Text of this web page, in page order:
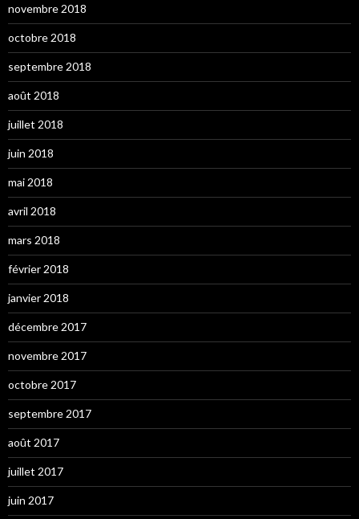
novembre 2018
octobre 2018
septembre 2018
août 2018
juillet 2018
juin 2018
mai 2018
avril 2018
mars 2018
février 2018
janvier 2018
décembre 2017
novembre 2017
octobre 2017
septembre 2017
août 2017
juillet 2017
juin 2017